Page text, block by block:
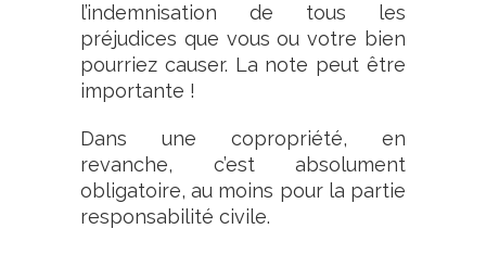
l’indemnisation de tous les
préjudices que vous ou votre bien
pourriez causer. La note peut être
importante !
Dans une copropriété, en
revanche, c’est absolument
obligatoire, au moins pour la partie
responsabilité civile.